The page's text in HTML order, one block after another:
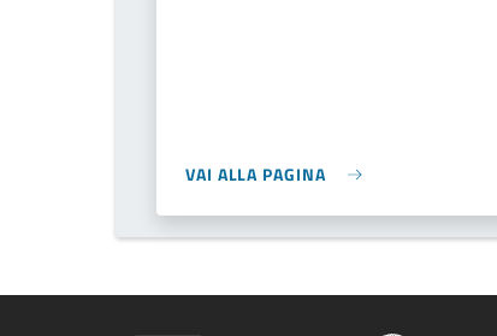
VAI ALLA PAGINA